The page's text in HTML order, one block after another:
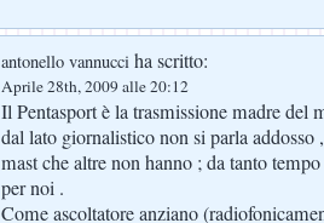
antonello vannucci ha scritto:
Aprile 28th, 2009 alle 20:12
Il Pentasport è la trasmissione madre del
dal lato giornalistico non si parla addosso
mast che altre non hanno ; da tanto
per noi .
Come ascoltatore anziano